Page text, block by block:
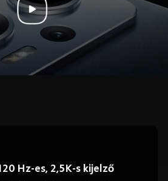
Hz-es, 2,5K-s kijelző